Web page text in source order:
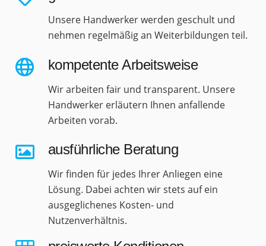
Unsere Handwerker werden geschult und
nehmen regelmäßig an Weiterbildungen teil.
kompetente Arbeitsweise
Wir arbeiten fair und transparent. Unsere
Handwerker erläutern Ihnen anfallende
Arbeiten vorab.
ausführliche Beratung
Wir finden für jedes Ihrer Anliegen eine
Lösung. Dabei achten wir stets auf ein
ausgeglichenes Kosten- und
Nutzenverhältnis.